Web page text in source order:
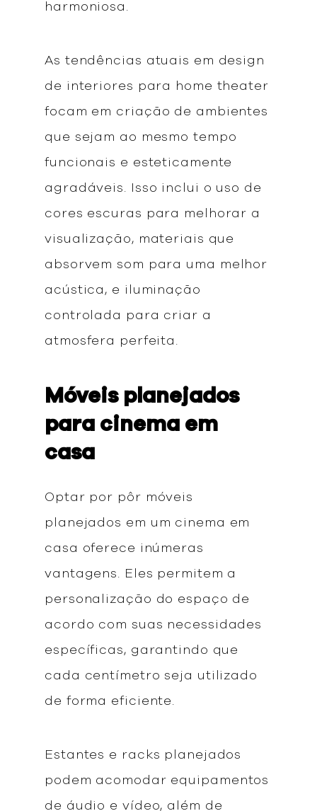
harmoniosa.
As tendências atuais em design
de interiores para home theater
focam em criação de ambientes
que sejam ao mesmo tempo
funcionais e esteticamente
agradáveis. Isso inclui o uso de
cores escuras para melhorar a
visualização, materiais que
absorvem som para uma melhor
acústica, e iluminação
controlada para criar a
atmosfera perfeita.
Móveis planejados
para cinema em
casa
Optar por pôr móveis
planejados em um cinema em
casa oferece inúmeras
vantagens. Eles permitem a
personalização do espaço de
acordo com suas necessidades
específicas, garantindo que
cada centímetro seja utilizado
de forma eficiente.
Estantes e racks planejados
podem acomodar equipamentos
de áudio e vídeo, além de